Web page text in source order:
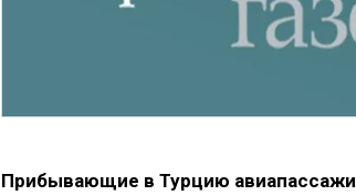
Прибывающие в Турцию